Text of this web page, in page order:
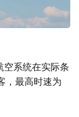
空系统在实际条
，最高时速为